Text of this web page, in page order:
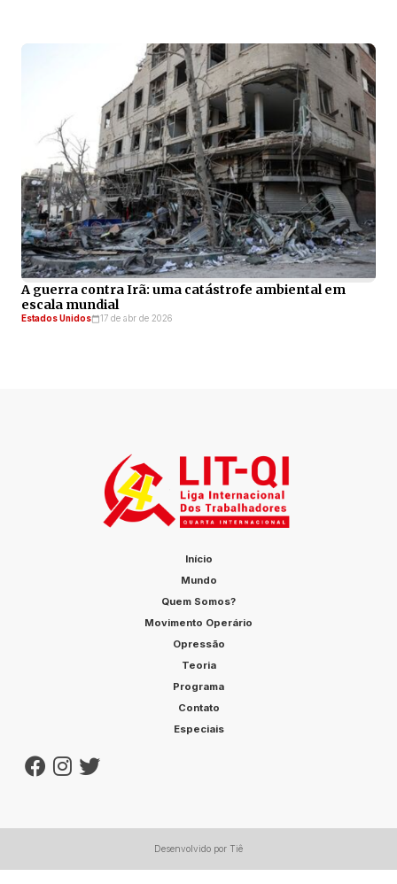
A guerra contra Irã: uma catástrofe ambiental em
escala mundial
Estados Unidos 17 de abr de 2026
Início
Mundo
Quem Somos?
Movimento Operário
Opressão
Teoria
Programa
Contato
Especiais
Desenvolvido por Tiê